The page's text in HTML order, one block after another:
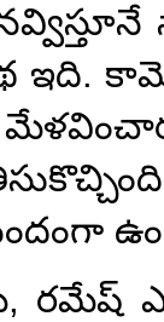
ఇది.
రమేష్